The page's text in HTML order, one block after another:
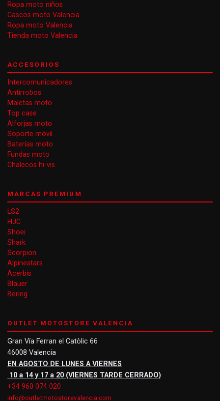
Ropa moto niños
Cascos moto Valencia
Ropa moto Valencia
Tienda moto Valencia
ACCESORIOS
Intercomunicadores
Antirrobos
Maletas moto
Top case
Alforjas moto
Soporte móvil
Baterías moto
Fundas moto
Chalecos hi-vis
MARCAS PREMIUM
LS2
HJC
Shoei
Shark
Scorpion
Alpinestars
Acerbis
Blauer
Bering
OUTLET MOTOSTORE VALENCIA
Gran Vía Ferran el Catòlic 66
46008 Valencia
EN AGOSTO DE LUNES A VIERNES
10 a 14 y 17 a 20 (VIERNES TARDE CERRADO)
+34 960 074 020
info@outletmotostorevalencia.com